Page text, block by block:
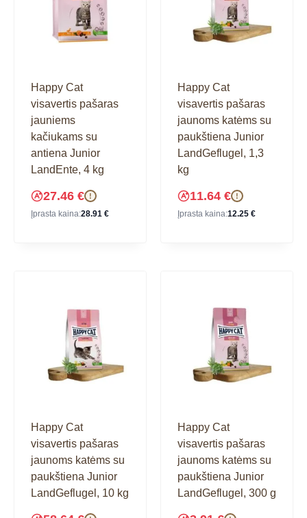
Happy Cat
visavertis pašaras
jauniems
kačiukams su
antiena Junior
LandEnte, 4 kg
27.46 € !
Įprasta kaina:28.91 €
Happy Cat
visavertis pašaras
jaunoms katėms su
paukštiena Junior
LandGeflugel, 1,3
kg
11.64 € !
Įprasta kaina:12.25 €
Happy Cat
visavertis pašaras
jaunoms katėms su
paukštiena Junior
LandGeflugel, 10 kg
Happy Cat
visavertis pašaras
jaunoms katėms su
paukštiena Junior
LandGeflugel, 300 g